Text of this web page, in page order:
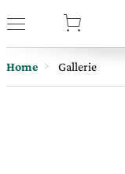
Home Gallerie